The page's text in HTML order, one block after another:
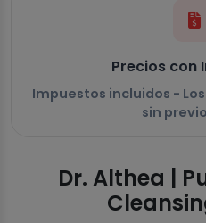
Precios con
Impuestos incluidos -
sin
Dr. Althea |